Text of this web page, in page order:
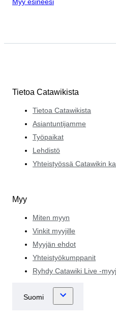
Tietoa Catawikista
Tietoa Catawikista
Asiantuntijamme
Työpaikat
Lehdistö
Yhteistyössä Catawikin
Myy
Miten myyn
Vinkit myyjille
Myyjän ehdot
Yhteistyökumppanit
Ryhdy Catawiki Live -